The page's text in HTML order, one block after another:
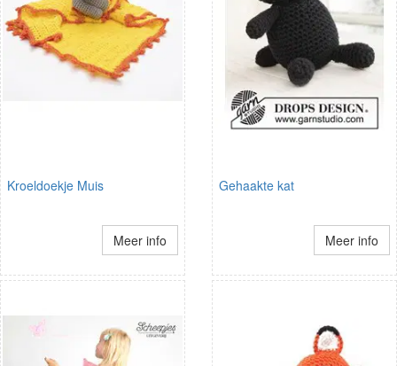
Kroeldoekje Muis
Meer info
Gehaakte kat
Meer info